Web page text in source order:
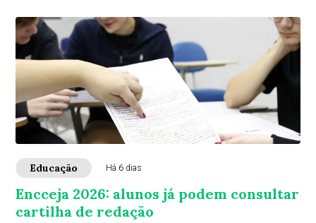
Educação Há 6 dias
Encceja 2026: alunos já podem consultar
cartilha de redação